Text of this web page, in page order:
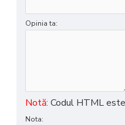
Opinia ta:
Notă: Codul HTML
Nota: